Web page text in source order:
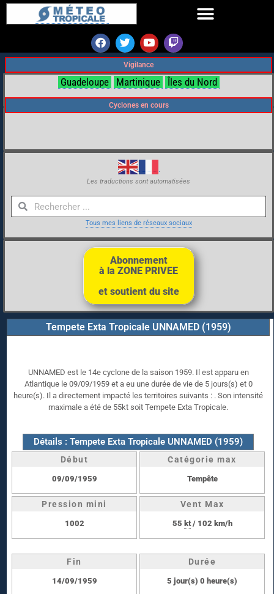
Vigilance
Guadeloupe Martinique Îles du Nord
Cyclones en cours
Les traductions sont automatisées
Tous mes liens de réseaux sociaux
Abonnement
à la ZONE PRIVEE
et soutient du site
Tempete Exta Tropicale UNNAMED (1959)
UNNAMED est le 14e cyclone de la saison 1959. Il est apparu en
Atlantique le 09/09/1959 et a eu une durée de vie de 5 jours(s) et 0
heure(s). Il a directement impacté les territoires suivants : . Son intensité
maximale a été de 55kt soit Tempete Exta Tropicale.
Détails : Tempete Exta Tropicale UNNAMED (1959)
Début
09/09/1959
Catégorie max
Tempête
Pression mini
1002
Vent Max
55 kt/ 102 km/h
Fin
14/09/1959
Durée
5 jour(s) 0 heure(s)